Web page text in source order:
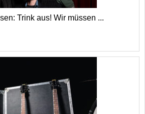
Trink aus! Wir müssen ...